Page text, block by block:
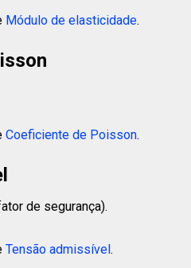
Módulo de elasticidade.
Coeficiente de Poisson.
de segurança).
Tensão admissível.